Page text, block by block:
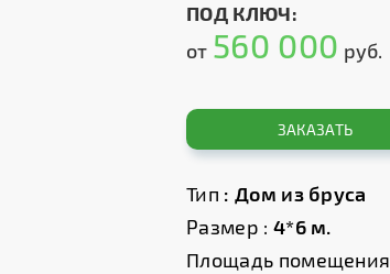
ПОД КЛЮЧ:
от 560 000 руб.
ЗАКАЗАТЬ
Тип : Дом из бруса
Размер : 4*6 м.
Площадь помещения